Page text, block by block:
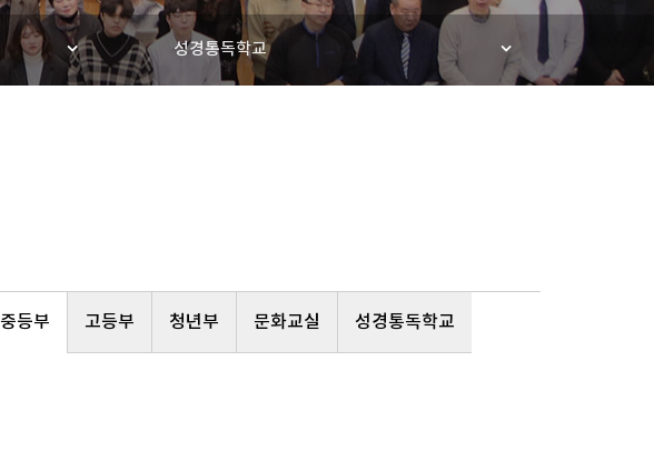
성경통독학교
중등부 고등부 청년부 문화교실 성경통독학교